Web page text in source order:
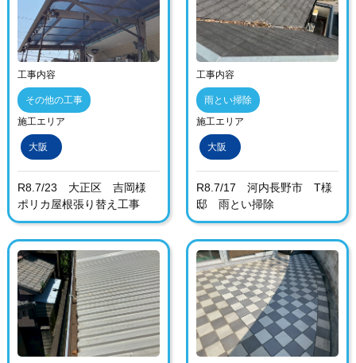
工事内容
その他の工事
施工エリア
大阪
R8.7/23 大正区 吉岡様
ポリカ屋根張り替え工事
工事内容
雨とい掃除
施工エリア
大阪
R8.7/17 河内長野市 T様
邸 雨とい掃除